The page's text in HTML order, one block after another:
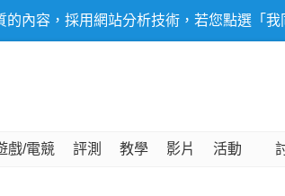
的內容，採用網站分析技術，若您點選「
戲/電競 評測 教學 影片 活動